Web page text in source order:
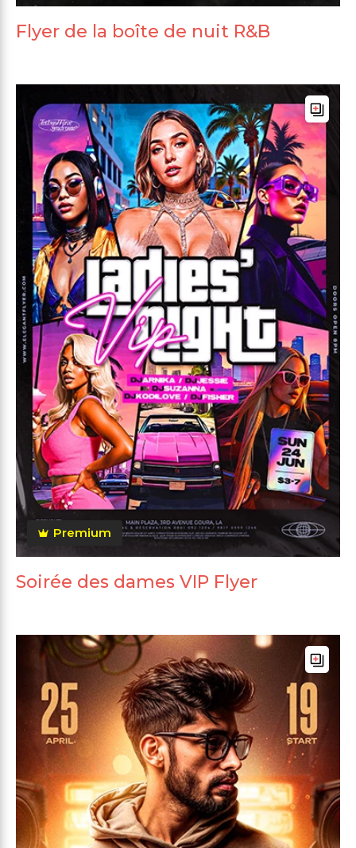
Flyer de la boîte de nuit R&B
Premium
Soirée des dames VIP Flyer